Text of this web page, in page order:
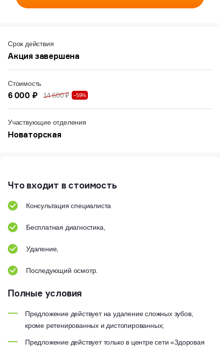
Что входит в стоимость
Консультация специалиста
Бесплатная диагностика,
Удаление,
Последующий осмотр.
Полные условия
Предложение действует на удаление сложных зубов,
кроме ретенированных и дистопированных;
Предложение действует только в центре сети «Здоровая
Срок действия
Акция завершена
Стоимость
6 000 ₽ 14 600 ₽ −59%
Участвующие отделения
Новаторская